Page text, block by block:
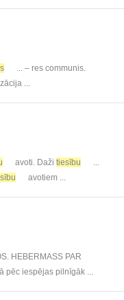
... – res communis.
...
avoti. Daži tiesību
avotiem ...
HEBERMASS PAR
pēc iespējas pilnīgāk ...